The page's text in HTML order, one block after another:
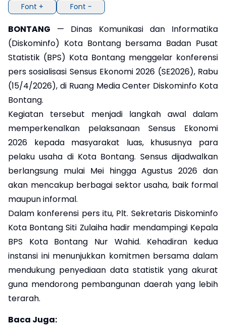
Font + Font -
BONTANG — Dinas Komunikasi dan Informatika
(Diskominfo) Kota Bontang bersama Badan Pusat
Statistik (BPS) Kota Bontang menggelar konferensi
pers sosialisasi Sensus Ekonomi 2026 (SE2026), Rabu
(15/4/2026), di Ruang Media Center Diskominfo Kota
Bontang.
Kegiatan tersebut menjadi langkah awal dalam
memperkenalkan pelaksanaan Sensus Ekonomi
2026 kepada masyarakat luas, khususnya para
pelaku usaha di Kota Bontang. Sensus dijadwalkan
berlangsung mulai Mei hingga Agustus 2026 dan
akan mencakup berbagai sektor usaha, baik formal
maupun informal.
Dalam konferensi pers itu, Plt. Sekretaris Diskominfo
Kota Bontang Siti Zulaiha hadir mendampingi Kepala
BPS Kota Bontang Nur Wahid. Kehadiran kedua
instansi ini menunjukkan komitmen bersama dalam
mendukung penyediaan data statistik yang akurat
guna mendorong pembangunan daerah yang lebih
terarah.
Baca Juga: